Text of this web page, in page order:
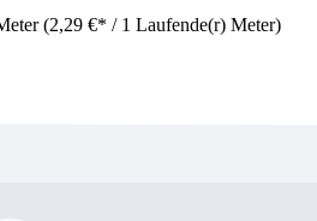
(2,29 €* / 1 Laufende(r) Meter)